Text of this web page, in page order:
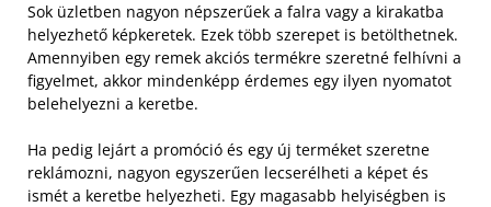
Sok üzletben nagyon népszerűek a falra vagy a kirakatba
helyezhető képkeretek. Ezek több szerepet is betölthetnek.
Amennyiben egy remek akciós termékre szeretné felhívni a
figyelmet, akkor mindenképp érdemes egy ilyen nyomatot
belehelyezni a keretbe.
Ha pedig lejárt a promóció és egy új terméket szeretne
reklámozni, nagyon egyszerűen lecserélheti a képet és
ismét a keretbe helyezheti. Egy magasabb helyiségben is